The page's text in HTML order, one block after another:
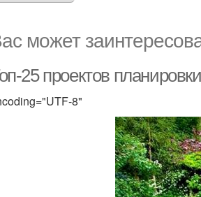
может
25 проектов
8"